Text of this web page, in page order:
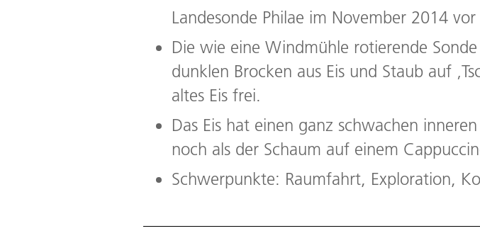
Landesonde Philae im November 2014 vor
Die wie eine Windmühle rotierende
dunklen Brocken aus Eis und Staub auf
altes Eis frei.
Das Eis hat einen ganz schwachen
noch als der Schaum auf einem
Schwerpunkte: Raumfahrt, Exploration,